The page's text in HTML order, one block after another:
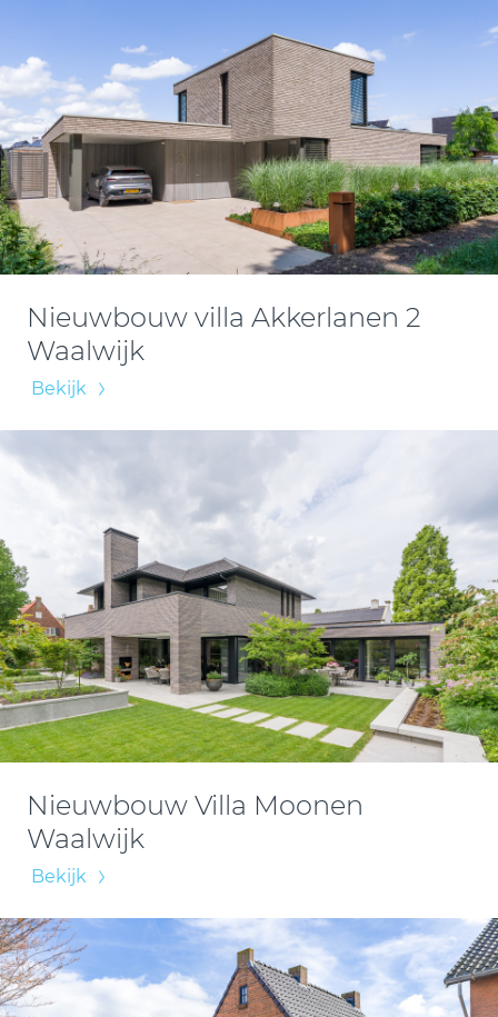
Nieuwbouw villa Akkerlanen 2
Waalwijk
Bekijk
Nieuwbouw Villa Moonen
Waalwijk
Bekijk